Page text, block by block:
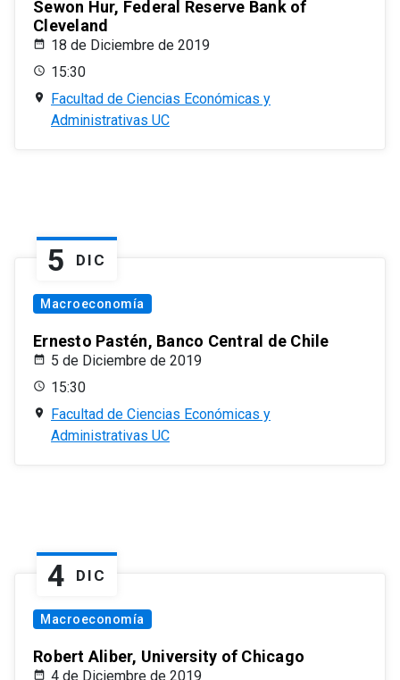
Sewon Hur, Federal Reserve Bank of
Cleveland
18 de Diciembre de 2019
15:30
Facultad de Ciencias Económicas y
Administrativas UC
5 DIC
Macroeconomía
Ernesto Pastén, Banco Central de Chile
5 de Diciembre de 2019
15:30
Facultad de Ciencias Económicas y
Administrativas UC
4 DIC
Macroeconomía
Robert Aliber, University of Chicago
4 de Diciembre de 2019